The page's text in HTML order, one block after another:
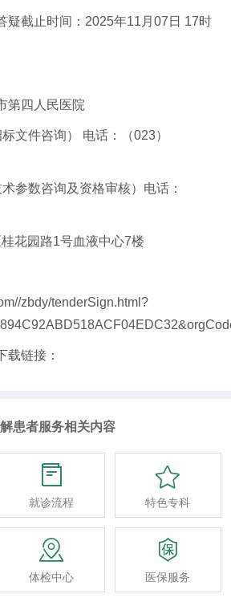
疑截止时间：2025年11月07日 17时
第四人民医院
文件咨询） 电话：（023）
参数咨询及资格审核）电话：
花园路1号血液中心7楼
zbdy/tenderSign.html?
载链接：
患者服务相关内容

就诊流程

特色专科

体检中心

医保服务